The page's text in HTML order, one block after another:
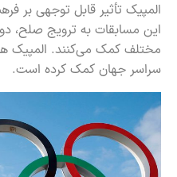
المپیک تأثیر قابل توجهی بر
این مسابقات به ترویج صلح،
مختلف کمک می‌کنند. المپیک
سراسر جهان کمک کرده است.